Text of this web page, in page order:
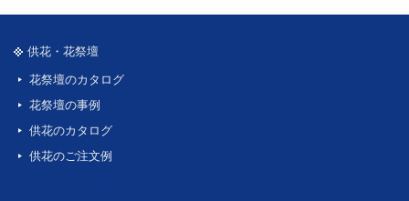
供花・花祭壇
花祭壇のカタログ
花祭壇の事例
供花のカタログ
供花のご注文例